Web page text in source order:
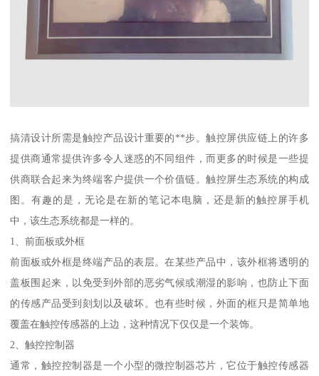
搞清设计所需是触控产品设计重要的**步。触控屏供应链上的许多
提供商通常提供许多令人迷惑的不同组件，而更多的时候是一些提
供商联合起来为终端客户提供一个价值链。触控屏生态系统的构成
图。有趣的是，无论是在新的笔记本电脑，还是新的触控屏手机
中，该生态系统都是一样的。
1、前面板或外框
前面板或外框是终端产品的表层。在某些产品中，该外框将透明的
盖板围起来，以免受到外部的恶劣气候或潮湿的影响，也防止下面
的传感产品受到刻划以及破坏。也有些时候，外面的框只是简单地
覆盖在触控传感器的上边，这种情况下仅仅是一个装饰。
2、触控控制器
通常，触控控制器是一个小型的微控制器芯片，它位于触控传感器